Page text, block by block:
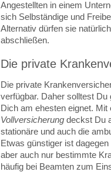
Angestellten in einem
sich Selbständige und
Alternativ dürfen sie
abschließen.
Die private
Die private
verfügbar. Daher solltest Du
Dich am ehesten eignet. Mit
Vollversicherung deckst Du
stationäre und auch die
Etwas günstiger ist
aber auch nur bestimmte
häufig bei Beamten zum